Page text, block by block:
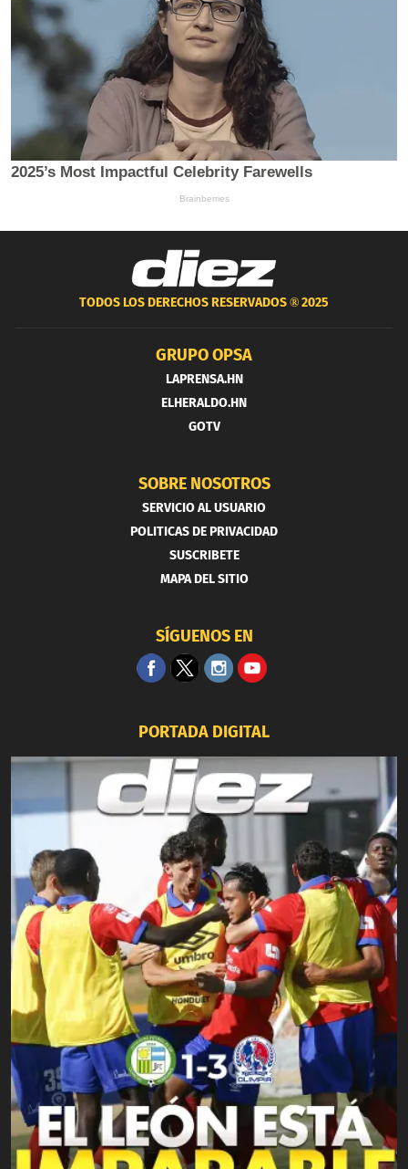
TODOS LOS DERECHOS RESERVADOS ®2025
GRUPO OPSA
LAPRENSA.HN
ELHERALDO.HN
GOTV
SOBRE NOSOTROS
SERVICIO AL USUARIO
POLITICAS DE PRIVACIDAD
SUSCRIBETE
MAPA DEL SITIO
SÍGUENOS EN
PORTADA DIGITAL